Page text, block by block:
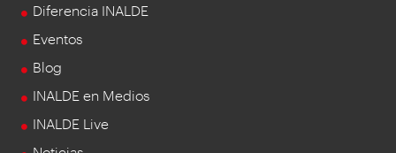
Diferencia INALDE
Eventos
Blog
INALDE en Medios
INALDE Live